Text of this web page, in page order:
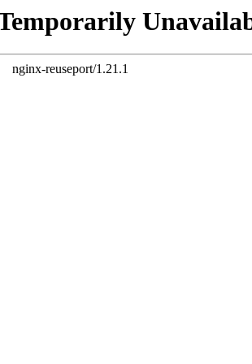
nginx-reuseport/1.21.1